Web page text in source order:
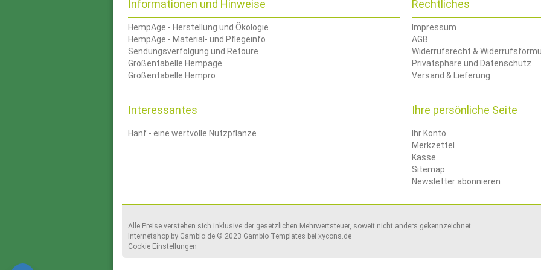
Informationen und Hinweise
HempAge - Herstellung und Ökologie
HempAge - Material- und Pflegeinfo
Sendungsverfolgung und Retoure
Größentabelle Hempage
Größentabelle Hempro
Rechtliches
Impressum
AGB
Widerrufsrecht &
Privatsphäre und Datenschutz
Versand & Lieferung
Interessantes
Hanf - eine wertvolle Nutzpflanze
Ihre persönliche Seite
Ihr Konto
Merkzettel
Kasse
Sitemap
Newsletter abonnieren
Alle Preise verstehen sich inklusive der gesetzlichen Mehrwertsteuer, soweit nicht anders gekennzeichnet.
Internetshop by Gambio.de © 2023 Gambio Templates bei xycons.de
Cookie Einstellungen